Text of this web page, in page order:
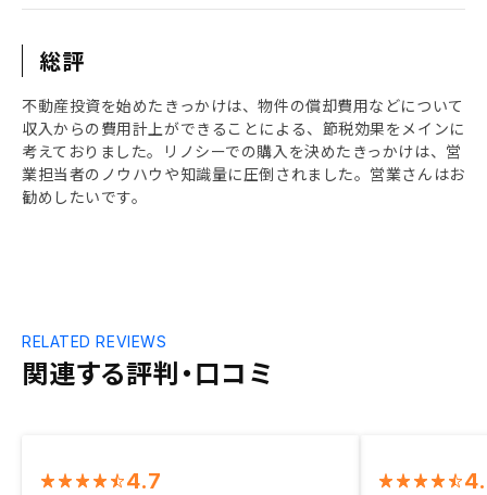
総評
不動産投資を始めたきっかけは、物件の償却費用などについて
収入からの費用計上ができることによる、節税効果をメインに
考えておりました。リノシーでの購入を決めたきっかけは、営
業担当者のノウハウや知識量に圧倒されました。営業さんはお
勧めしたいです。
関連する評判・口コミ
RELATED REVIEWS
4.7